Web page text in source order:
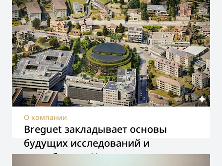
Breguet закладывает основы
будущих исследований и
разработок в Невшателе,
О компании